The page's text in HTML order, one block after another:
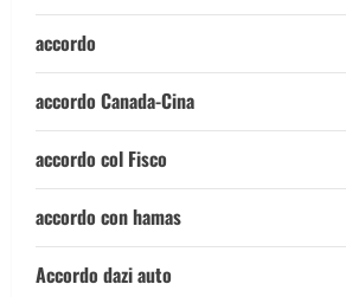
accordo
accordo Canada-Cina
accordo col Fisco
accordo con hamas
Accordo dazi auto